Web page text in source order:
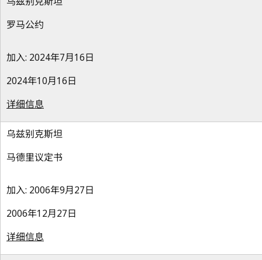
罗马公约
加入: 2024年7月16日
2024年10月16日
详细信息
乌兹别克斯坦
马德里议定书
加入: 2006年9月27日
2006年12月27日
详细信息